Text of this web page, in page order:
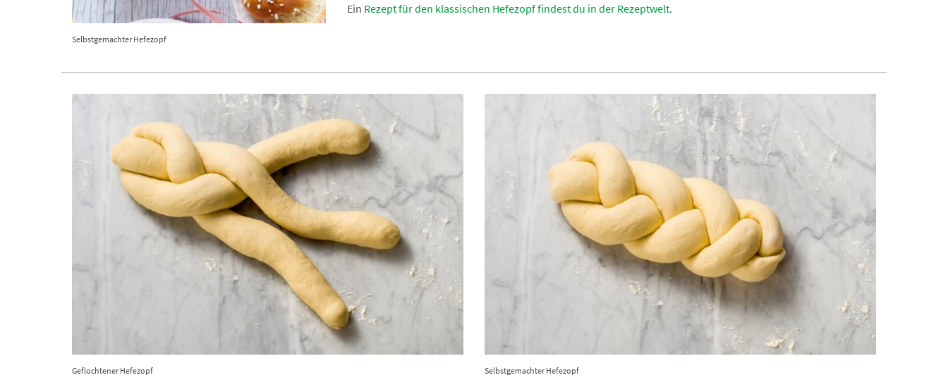
Selbstgemachter Hefezopf
Ein Rezept für den klassischen Hefezopf findest du in der Rezeptwelt.
Geflochtener Hefezopf Selbstgemachter Hefezopf